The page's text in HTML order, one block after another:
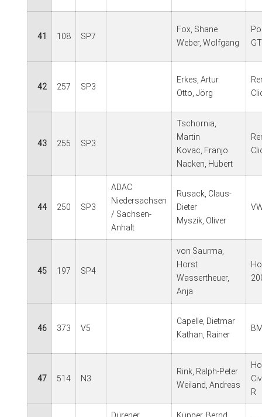
41 108 SP7
Fox, Shane
Weber, Wolfgang
42 257 SP3
Erkes, Artur
Otto, Jörg
43 255 SP3
Tschornia,
Martin
Kovac, Franjo
Nacken, Hubert
44 250 SP3
ADAC
Niedersachsen
/ Sachsen-
Anhalt
Rusack, Claus-
Dieter
Myszik, Oliver
45 197 SP4
von Saurma,
Horst
Wassertheuer,
Anja
46 373 V5
Capelle, Dietmar
Kathan, Rainer
47 514 N3
Rink, Ralph-Peter
Weiland, Andreas
R